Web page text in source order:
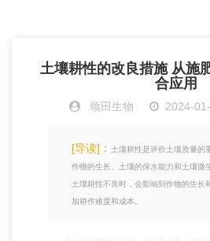
土壤耕性的改良措施 从施
合应用
颂田生物 2024-
[导读]：
土壤耕性是评价土壤质量的
作物的生长、土壤的保水能力和土壤微
土壤耕性不良时，会影响到作物的生长
加耕作难度和成本。